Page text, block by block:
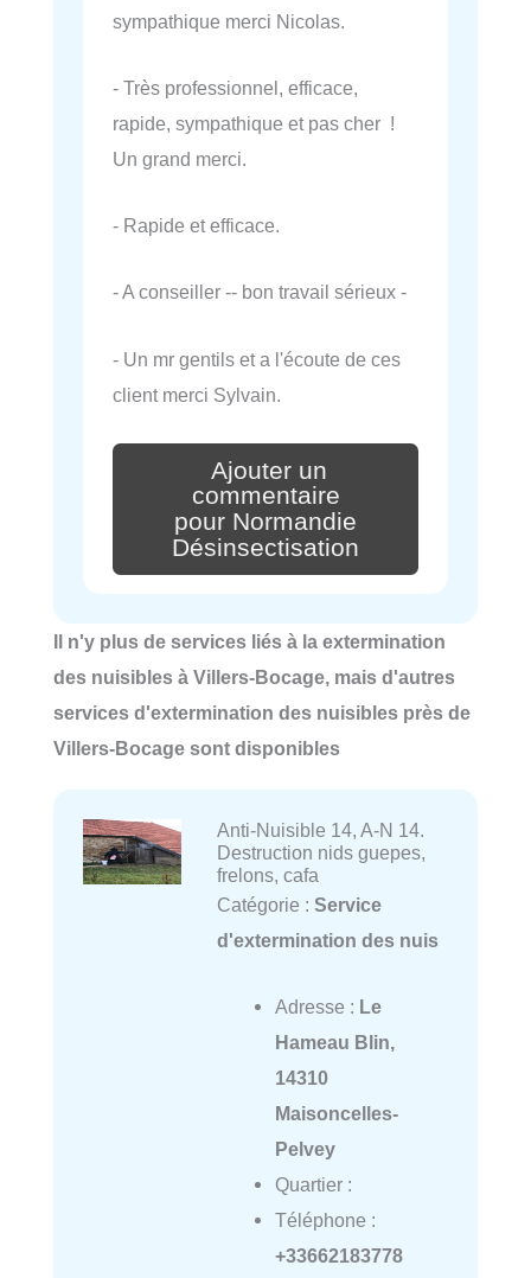
sympathique merci Nicolas.
- Très professionnel, efficace,
rapide, sympathique et pas cher !
Un grand merci.
- Rapide et efficace.
- A conseiller -- bon travail sérieux -
- Un mr gentils et a l'écoute de ces
client merci Sylvain.
Ajouter un
commentaire
pour Normandie
Désinsectisation
Il n'y plus de services liés à la extermination
des nuisibles à Villers-Bocage, mais d'autres
services d'extermination des nuisibles près de
Villers-Bocage sont disponibles
Anti-Nuisible 14, A-N 14.
Destruction nids guepes,
frelons, cafa
Catégorie : Service
d'extermination des nuis
Adresse : Le
Hameau Blin,
14310
Maisoncelles-
Pelvey
Quartier :
Téléphone :
+33662183778